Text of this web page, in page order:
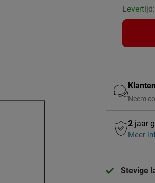
Neem
2 jaar
Meer
Stevige